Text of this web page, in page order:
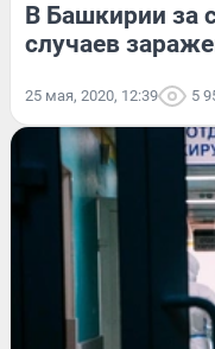
В Башкирии за
случаев
25 мая, 2020, 12:39 5